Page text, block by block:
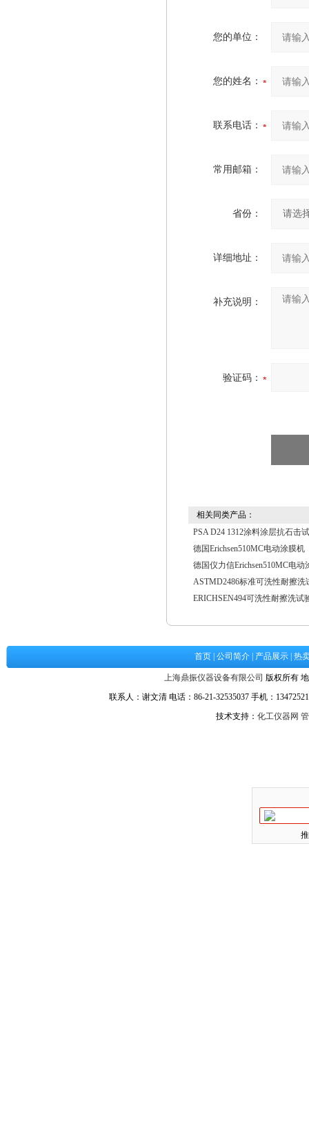
您的单位：
您的姓名：
联系电话：
常用邮箱：
省份：
详细地址：
补充说明：
验证码：
相关同类产品：
PSA D24 1312涂料涂层抗石击
德国Erichsen510MC电动涂膜机
德国仪力信Erichsen510MC电动
ASTMD2486标准可洗性耐擦洗
ERICHSEN494可洗性耐擦洗试
首页 公司简介 产品展示 热
上海鼎振仪器设备有限公司 版权所有
联系人：谢文清 电话：86-21-32535037 手机：
技术支持： 化工仪器网